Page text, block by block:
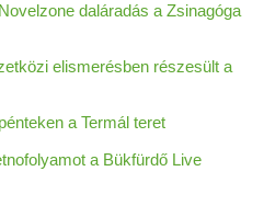
daláradás a Zsinagóga
elismerésben részesült a
a Termál teret
a Bükfürdő Live